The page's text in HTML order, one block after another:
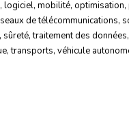
, logiciel, mobilité, optimisation,
de télécommunications,
, sûreté,traitement des données,
,transports, véhicule